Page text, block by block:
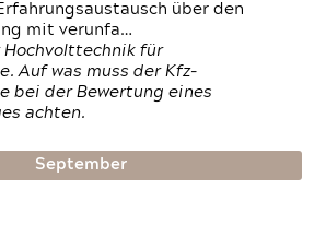
über den
mit verunfa…
Hochvolttechnik für
Auf was muss der Kfz-
bei der Bewertung eines
achten.
September